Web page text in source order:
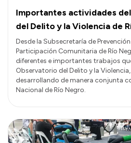
Importantes actividades
del Delito y la Violencia de
Desde la Subsecretaría de
Participación Comunitaria de Río
diferentes e importantes trabajos
Observatorio del Delito y la Violencia,
desarrollando de manera conjunta
Nacional de Río Negro.